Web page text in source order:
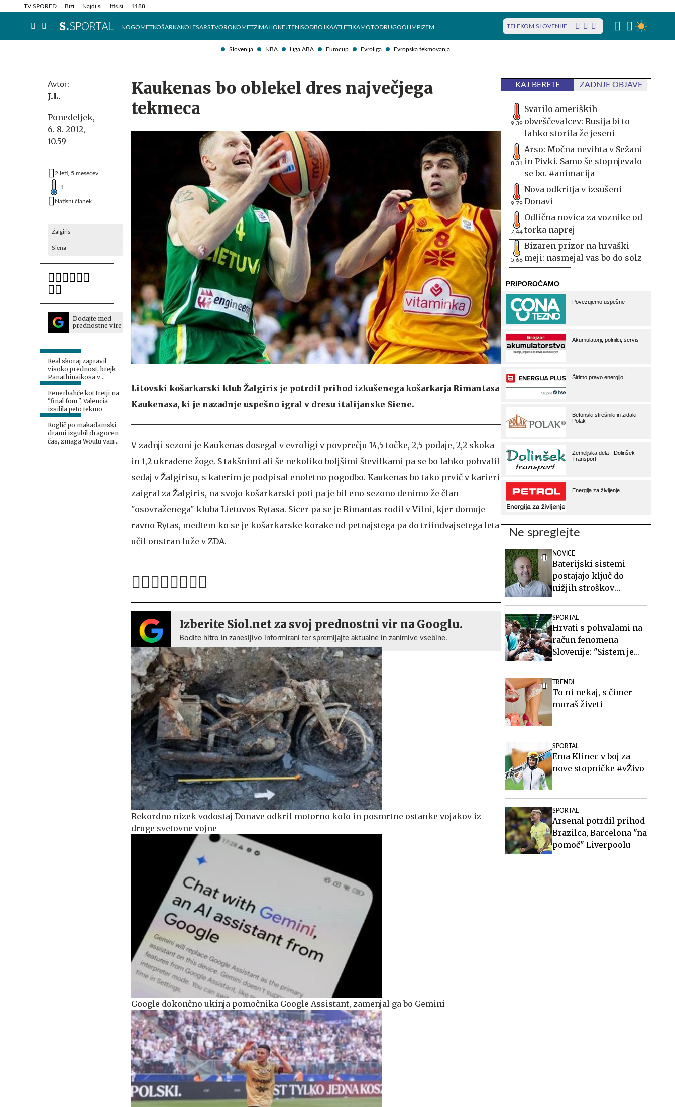
Slovenija NBA Liga ABA Eurocup Evroliga Evropska tekmovanja
TV SPORED Bizi Najdi.si Itis.si 1188
NOGOMETKOŠARKAKOLESARSTVOROKOMETZIMAHOKEJTENISODBOJKAATLETIKAMOTODRUGOOLIMPIZEM TELEKOM SLOVENIJE
Info in obvestila Tehnik
Avtor:
J.L.
Ponedeljek,
6. 8. 2012,
10.59
2 leti, 5 mesecev
1
Natisni članek
Žalgiris
Siena
Dodajte med
prednostne vire
Real skoraj zapravil
visoko prednost, brejk
Panathinaikosa v
Valencii
Fenerbahče kot tretji na
"final four", Valencia
izsilila peto tekmo
Roglič po makadamski
drami izgubil dragocen
čas, zmaga Woutu van
Kaukenas bo oblekel dres največjega
tekmeca
Litovski košarkarski klub Žalgiris je potrdil prihod izkušenega košarkarja Rimantasa
Kaukenasa, ki je nazadnje uspešno igral v dresu italijanske Siene.
V zadnji sezoni je Kaukenas dosegal v evroligi v povprečju 14,5 točke, 2,5 podaje, 2,2 skoka
in 1,2 ukradene žoge. S takšnimi ali še nekoliko boljšimi številkami pa se bo lahko pohvalil
sedaj v Žalgirisu, s katerim je podpisal enoletno pogodbo. Kaukenas bo tako prvič v karieri
zaigral za Žalgiris, na svojo košarkarski poti pa je bil eno sezono denimo že član
"osovraženega" kluba Lietuvos Rytasa. Sicer pa se je Rimantas rodil v Vilni, kjer domuje
ravno Rytas, medtem ko se je košarkarske korake od petnajstega pa do triindvajsetega leta
učil onstran luže v ZDA.
Izberite Siol.net za svoj prednostni vir na Googlu.
Bodite hitro in zanesljivo informirani ter spremljajte aktualne in zanimive vsebine.
Rekordno nizek vodostaj Donave odkril motorno kolo in posmrtne ostanke vojakov iz
druge svetovne vojne
Google dokončno ukinja pomočnika Google Assistant, zamenjal ga bo Gemini
KAJ BERETE ZADNJE OBJAVE
9,39
Svarilo ameriških
obveščevalcev: Rusija bi to
lahko storila že jeseni
8,31
Arso: Močna nevihta v Sežani
in Pivki. Samo še stopnjevalo
se bo. #animacija
9,79
Nova odkritja v izsušeni
Donavi
7,44
Odlična novica za voznike od
torka naprej
5,66
Bizaren prizor na hrvaški
meji: nasmejal vas bo do solz
Ne spreglejte
NOVICE
Baterijski sistemi
postajajo ključ do
nižjih stroškov
SPORTAL
Hrvati s pohvalami na
račun fenomena
Slovenije: "Sistem je
TRENDI
To ni nekaj, s čimer
moraš živeti
SPORTAL
Ema Klinec v boj za
nove stopničke #vŽivo
SPORTAL
Arsenal potrdil prihod
Brazilca, Barcelona "na
pomoč" Liverpoolu